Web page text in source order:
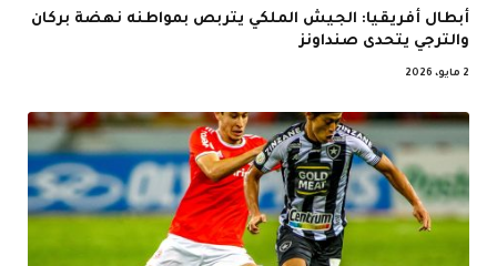
أبطال أفريقيا: الجيش الملكي يتربص بمواطنه نهضة بركان
والترجي يتحدى صنداونز
2 مايو، 2026